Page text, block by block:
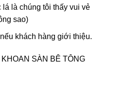
lá là chúng tôi thấy vui vẻ
sao)
khách hàng giới thiệu.
SÀN BÊ TÔNG